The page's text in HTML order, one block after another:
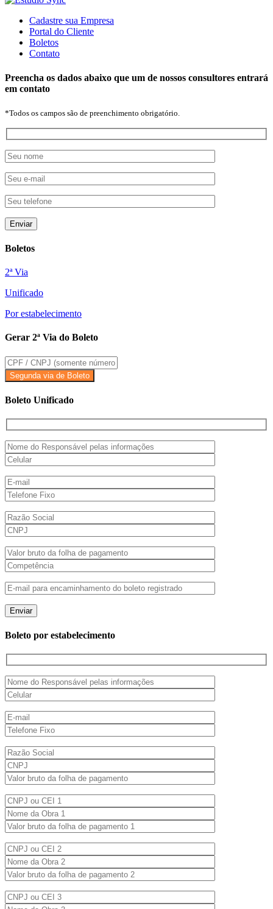
Cadastre sua Empresa
Portal do Cliente
Boletos
Contato
Preencha os dados abaixo que um de nossos consultores entrará
em contato
*Todos os campos são de preenchimento obrigatório.
Boletos
2ª Via
Unificado
Por estabelecimento
Gerar 2ª Via do Boleto
Boleto Unificado
Boleto por estabelecimento